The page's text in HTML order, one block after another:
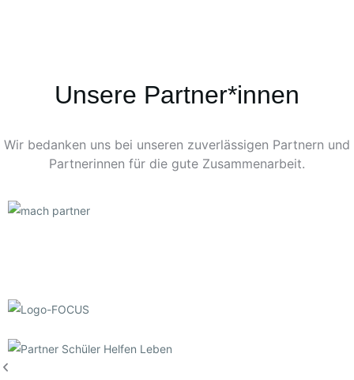
Unsere Partner*innen
Wir bedanken uns bei unseren zuverlässigen Partnern und
Partnerinnen für die gute Zusammenarbeit.